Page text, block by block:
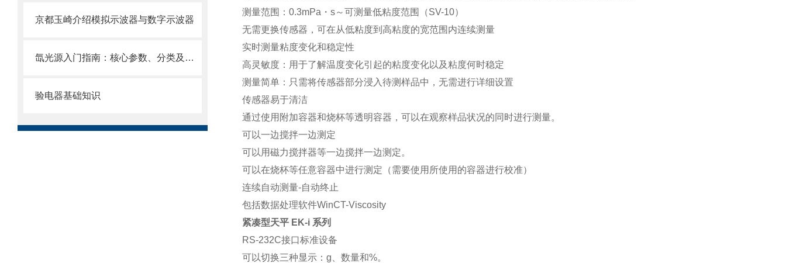
京都玉崎介绍模拟示波器与数字示波器
氙光源入门指南：核心参数、分类及工业场景适配基础
验电器基础知识
测量范围：0.3mPa・s～可测量低粘度范围（SV-10）
无需更换传感器，可在从低粘度到高粘度的宽范围内连续测量
实时测量粘度变化和稳定性
高灵敏度：用于了解温度变化引起的粘度变化以及粘度何时稳定
测量简单：只需将传感器部分浸入待测样品中，无需进行详细设置
传感器易于清洁
通过使用附加容器和烧杯等透明容器，可以在观察样品状况的同时进行测量。
可以一边搅拌一边测定
可以用磁力搅拌器等一边搅拌一边测定。
可以在烧杯等任意容器中进行测定（需要使用所使用的容器进行校准）
连续自动测量-自动终止
包括数据处理软件WinCT-Viscosity
紧凑型天平 EK-i 系列
RS-232C接口标准设备
可以切换三种显示：g、数量和%。